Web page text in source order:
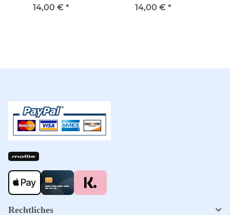
PINK 048
14,00 € *
CARNATION 028A
14,00 € *
Rechtliches